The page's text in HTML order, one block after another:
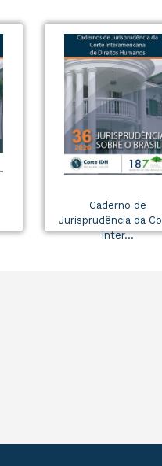
Caderno de
Jurisprudência da
Inter...